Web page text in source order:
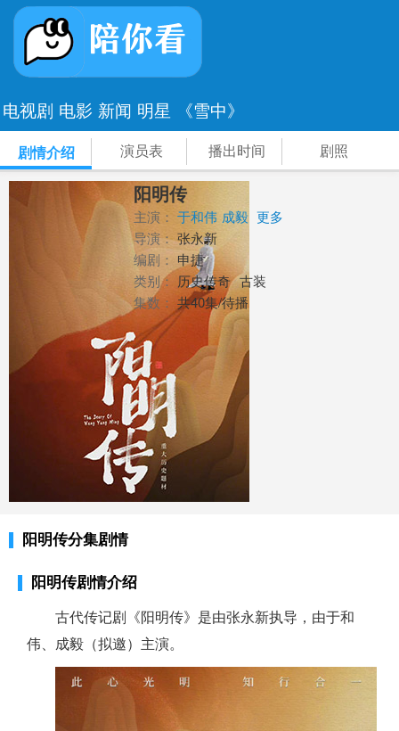
电视剧 电影 新闻 明星 《雪中》
剧情介绍 演员表 播出时间 剧照
阳明传
主演： 于和伟 成毅 更多
导演：张永新
编剧： 申捷
类别： 历史传奇 古装
集数： 共40集/待播
阳明传分集剧情
阳明传剧情介绍
古代传记剧《阳明传》是由张永新执导，由于和
伟、成毅（拟邀）主演。